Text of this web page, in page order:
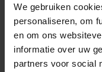
We gebruiken
personaliseren, om
en om ons
informatie over uw
partners voor social